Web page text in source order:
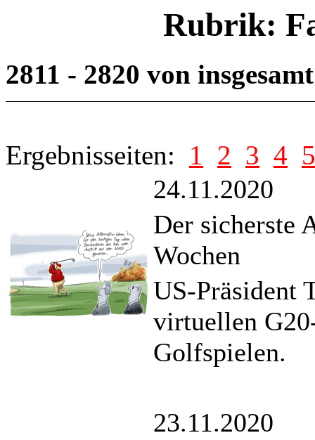
Rubrik:
2811 - 2820 von
Ergebnisseiten: 1 2 3 4 5
24.11.2020
Der sicherste
Wochen
US-Präsident
virtuellen
Golfspielen.
23.11.2020